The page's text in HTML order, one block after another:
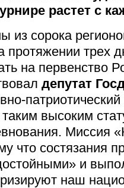
растет с
из сорока
трех
на первенство
депутат
высоким
Миссия
что состязания
и
наш